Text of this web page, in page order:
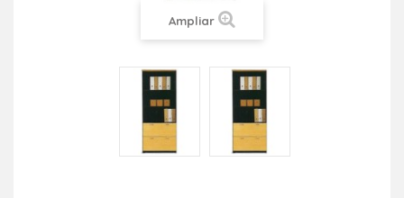
Ampliar